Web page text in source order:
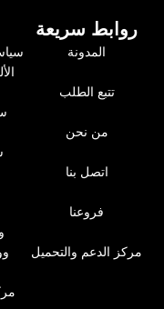
روابط سريعة
المدونة
تتبع الطلب
من نحن
اتصل بنا
فروعنا
مركز الدعم والتحميل